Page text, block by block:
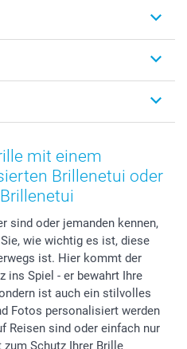
Poster
mit einem
Brillenetui oder
sind oder jemanden kennen,
wie wichtig es ist, diese
ist. Hier kommt der
ins Spiel - er bewahrt Ihre
ist auch ein stilvolles
Fotos personalisiert werden
Reisen sind oder einfach nur
Schutz Ihrer Brille